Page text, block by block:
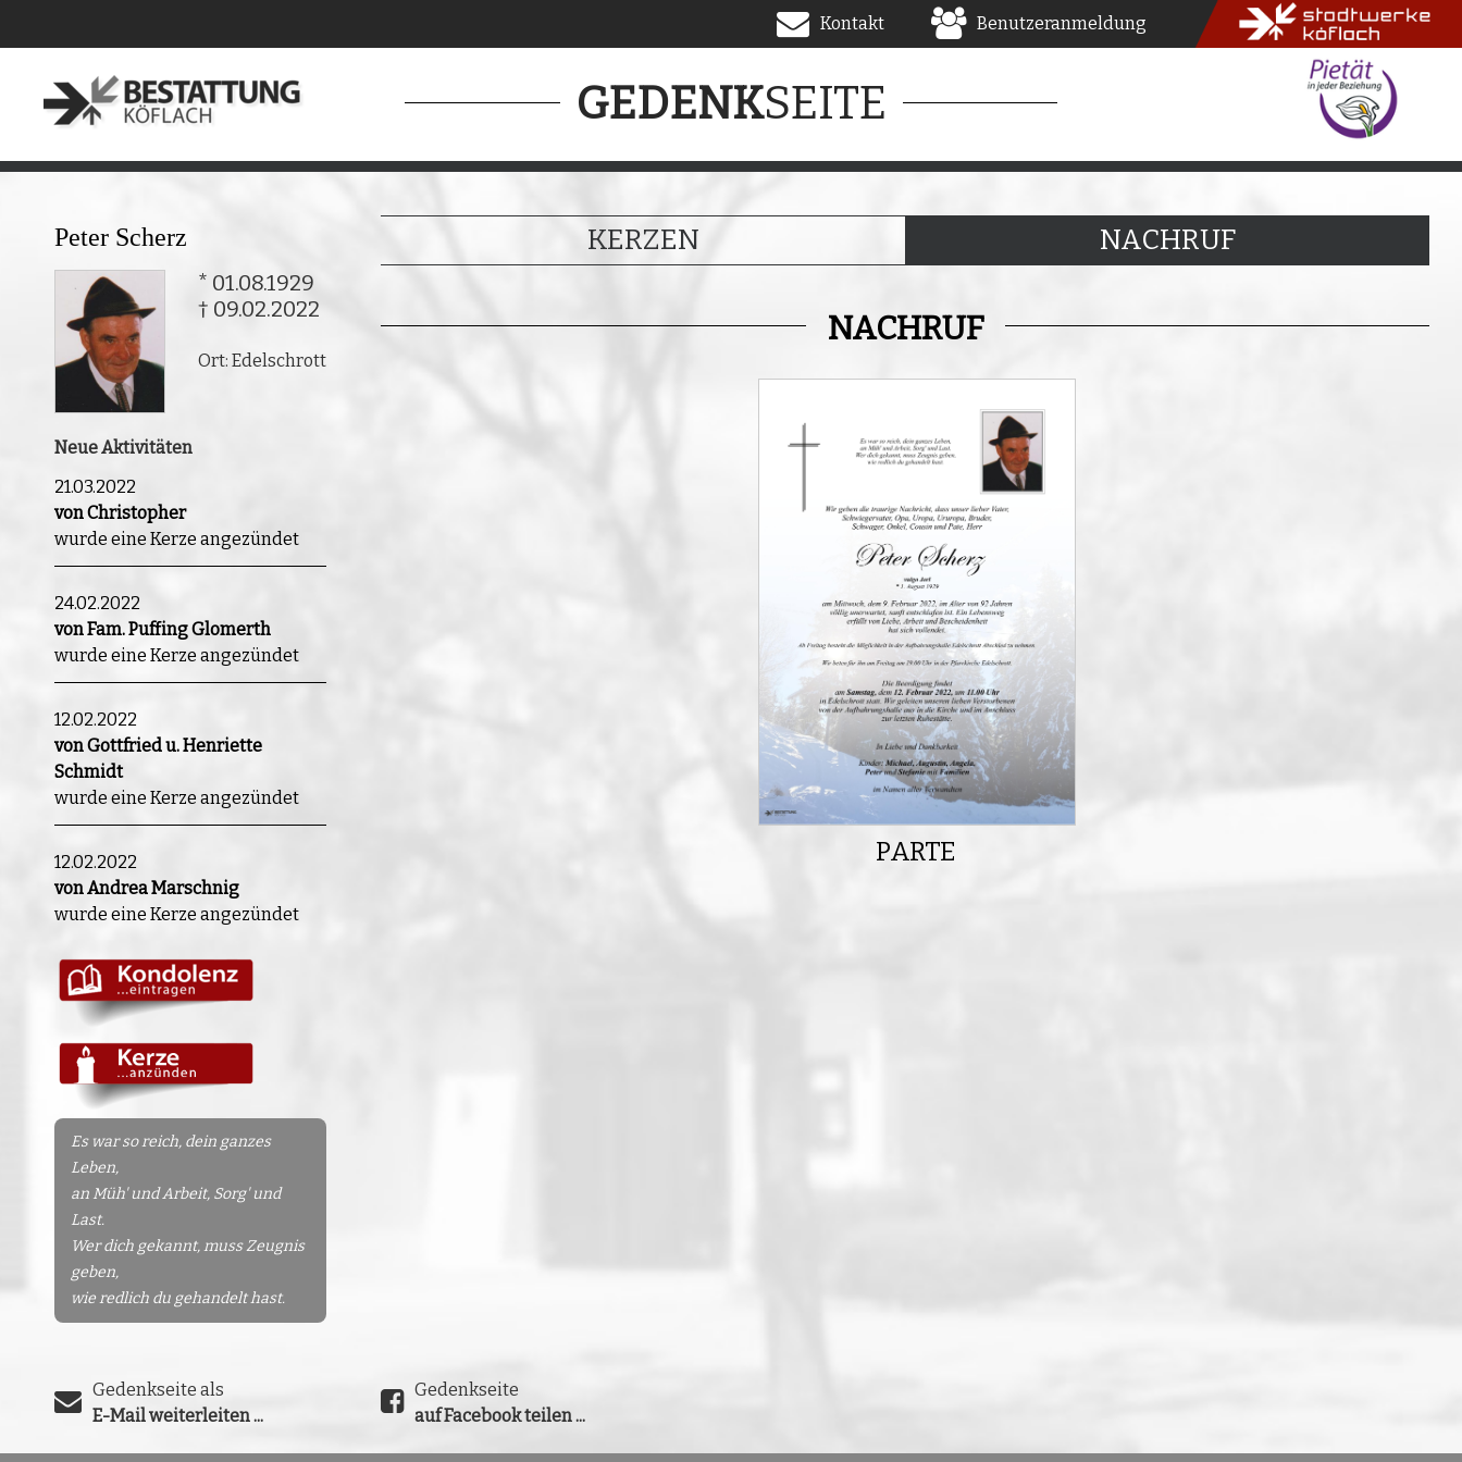
Kontakt Benutzeranmeldung
GEDENKSEITE
Peter Scherz
* 01.08.1929
† 09.02.2022
Ort: Edelschrott
Neue Aktivitäten
21.03.2022
von Christopher
wurde eine Kerze angezündet
24.02.2022
von Fam. Puffing Glomerth
wurde eine Kerze angezündet
12.02.2022
von Gottfried u. Henriette
Schmidt
wurde eine Kerze angezündet
12.02.2022
von Andrea Marschnig
wurde eine Kerze angezündet
Es war so reich, dein ganzes
Leben,
an Müh' und Arbeit, Sorg' und
Last.
Wer dich gekannt, muss Zeugnis
geben,
wie redlich du gehandelt hast.
KERZEN NACHRUF
NACHRUF
PARTE
Gedenkseite als
E-Mail weiterleiten ...
Gedenkseite
auf Facebook teilen ...